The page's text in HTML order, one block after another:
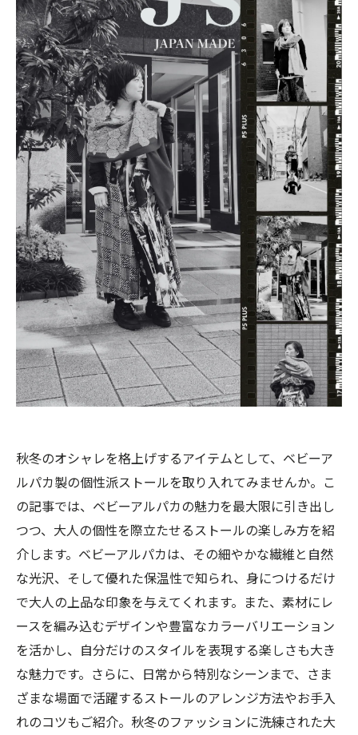
秋冬のオシャレを格上げするアイテムとして、ベビーア
ルパカ製の個性派ストールを取り入れてみませんか。こ
の記事では、ベビーアルパカの魅力を最大限に引き出し
つつ、大人の個性を際立たせるストールの楽しみ方を紹
介します。ベビーアルパカは、その細やかな繊維と自然
な光沢、そして優れた保温性で知られ、身につけるだけ
で大人の上品な印象を与えてくれます。また、素材にレ
ースを編み込むデザインや豊富なカラーバリエーション
を活かし、自分だけのスタイルを表現する楽しさも大き
な魅力です。さらに、日常から特別なシーンまで、さま
ざまな場面で活躍するストールのアレンジ方法やお手入
れのコツもご紹介。秋冬のファッションに洗練された大